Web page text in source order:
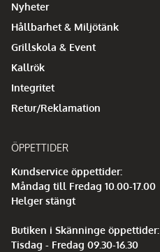
Nyheter
Hållbarhet & Miljötänk
Grillskola & Event
Kallrök
Integritet
Retur/Reklamation
ÖPPETTIDER
Kundservice öppettider:
Måndag till Fredag 10.00-17.00
Helger stängt
Butiken i Skänninge öppettider:
Tisdag - Fredag 09.30-16.30